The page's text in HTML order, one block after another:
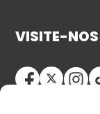
VISITE-NOS